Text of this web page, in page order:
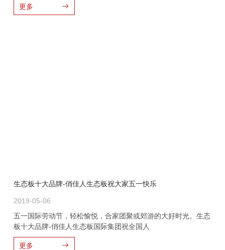
更多
生态板十大品牌-俏佳人生态板祝大家五一快乐
2019-05-06
五一国际劳动节，轻松愉悦，合家团聚或郊游的大好时光。生态
板十大品牌-俏佳人生态板国际集团祝全国人
更多